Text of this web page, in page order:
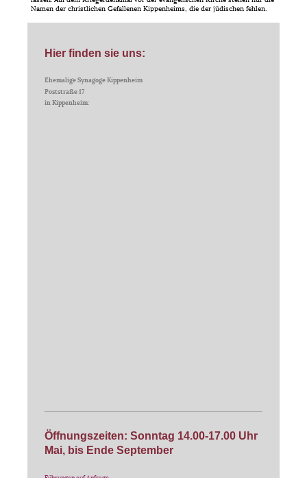
Namen der christlichen Gefallenen Kippenheims, die der jüdischen fehlen.
Hier finden sie uns:
Ehemalige Synagoge Kippenheim
Poststraße 17
in Kippenheim:
Öffnungszeiten: Sonntag 14.00-17.00 Uhr
Mai, bis Ende September